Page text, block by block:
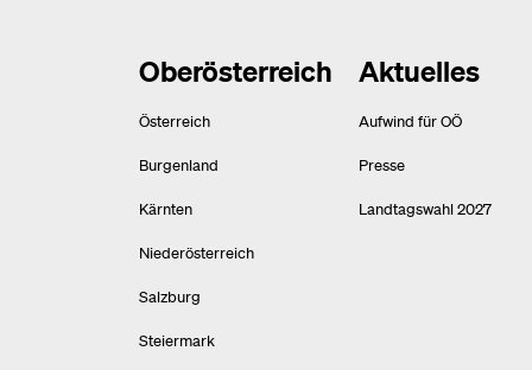
Oberösterreich
Österreich
Burgenland
Kärnten
Niederösterreich
Salzburg
Steiermark
Aktuelles
Aufwind für OÖ
Presse
Landtagswahl 2027